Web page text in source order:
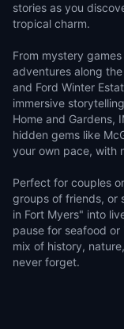
stories as you
tropical charm.
From mystery
adventures along
and Ford Winter
immersive
Home and Gardens,
hidden gems like
your own pace, with
Perfect for couples
groups of friends, or
in Fort Myers" into
pause for seafood or
mix of history,
never forget.